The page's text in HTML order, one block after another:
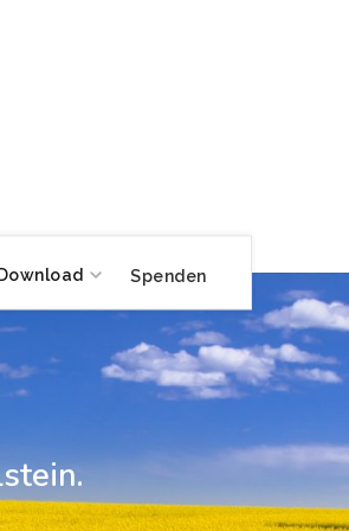
Spenden